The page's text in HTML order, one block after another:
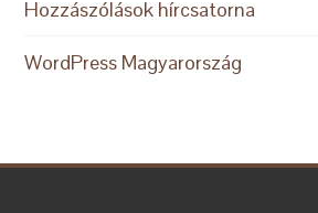
Hozzászólások hírcsatorna
WordPress Magyarország